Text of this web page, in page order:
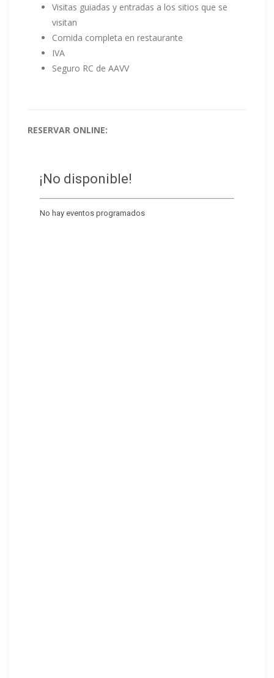
Visitas guiadas y entradas a los sitios que se
visitan
Comida completa en restaurante
IVA
Seguro RC de AAVV
RESERVAR ONLINE: